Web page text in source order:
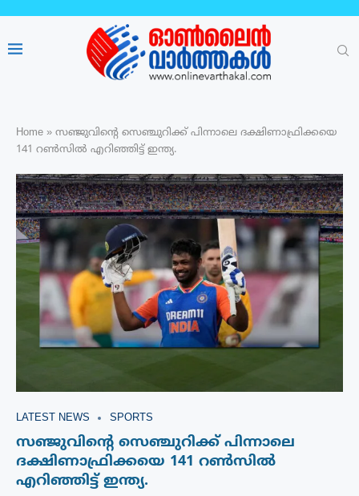
Home » സഞ്ജുവിന്‍റെ സെഞ്ചുറിക്ക് പിന്നാലെ ദക്ഷിണാഫ്രിക്കയെ
141 റൺസിൽ എറിഞ്ഞിട്ട് ഇന്ത്യ.
LATEST NEWS SPORTS
സഞ്ജുവിന്‍റെ സെഞ്ചുറിക്ക് പിന്നാലെ
ദക്ഷിണാഫ്രിക്കയെ 141 റൺസിൽ
എറിഞ്ഞിട്ട് ഇന്ത്യ.